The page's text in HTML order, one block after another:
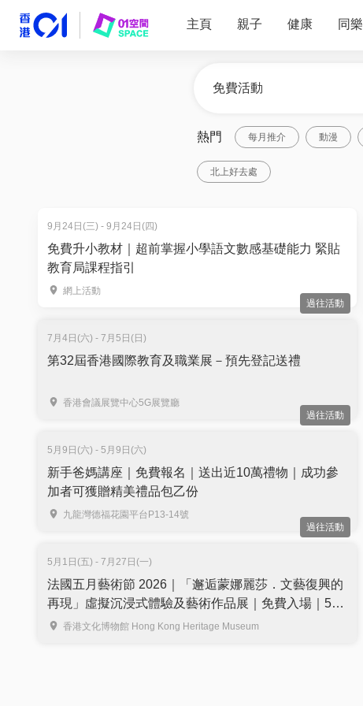
主頁 親子 健康 同樂
熱門 每月推介 動漫
北上好去處
9月24日(三) - 9月24日(四)
免費升小教材｜超前掌握小學語文數感基礎能力 緊貼
教育局課程指引
網上活動
過往活動
7月4日(六) - 7月5日(日)
第32屆香港國際教育及職業展－預先登記送禮
香港會議展覽中心5G展覽廳
過往活動
5月9日(六) - 5月9日(六)
新手爸媽講座｜免費報名｜送出近10萬禮物｜成功參
加者可獲贈精美禮品包乙份
九龍灣德福花園平台P13-14號
過往活動
5月1日(五) - 7月27日(一)
法國五月藝術節 2026｜「邂逅蒙娜麗莎．文藝復興的
再現」虛擬沉浸式體驗及藝術作品展｜免費入場｜5月
1日至7月27日 香港文化博物館
香港文化博物館 Hong Kong Heritage Museum